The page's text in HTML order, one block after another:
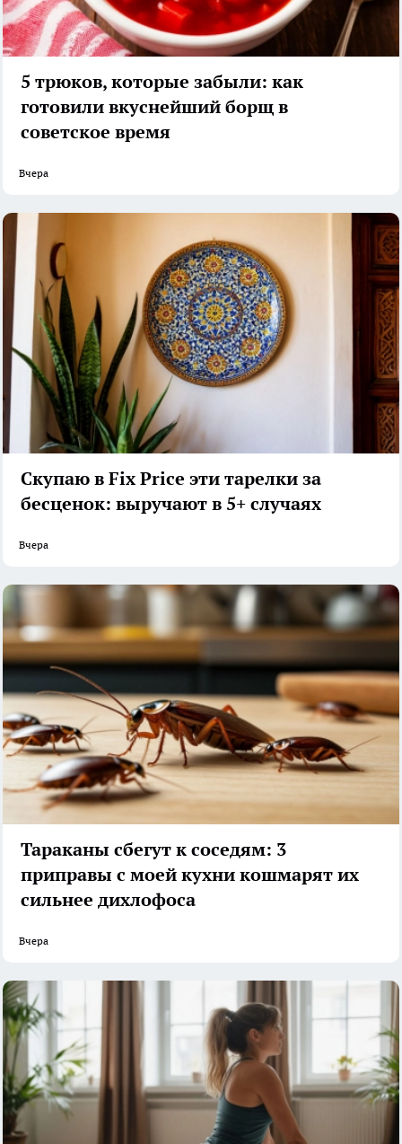
5 трюков, которые забыли: как
готовили вкуснейший борщ в
советское время
Вчера
Скупаю в Fix Price эти тарелки за
бесценок: выручают в 5+ случаях
Вчера
Тараканы сбегут к соседям: 3
приправы с моей кухни кошмарят их
сильнее дихлофоса
Вчера